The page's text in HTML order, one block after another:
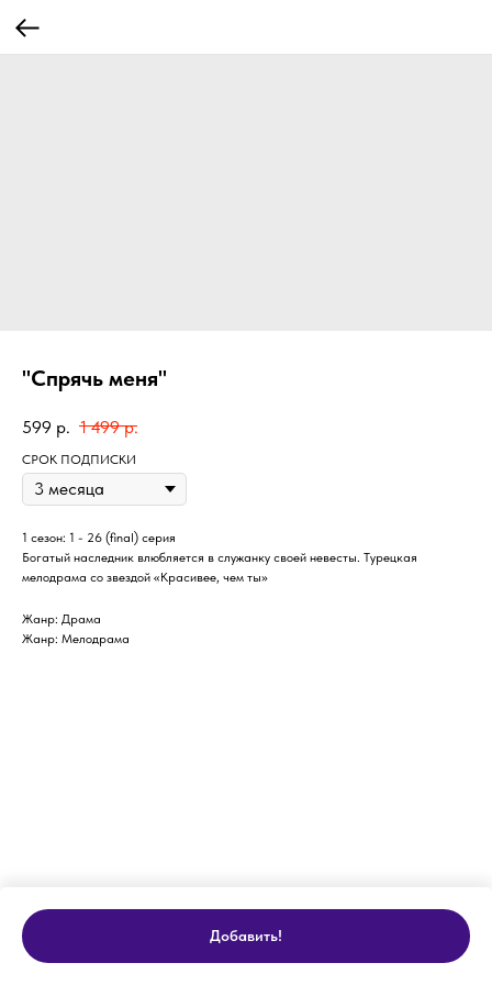
"Спрячь меня"
599 р. 1 499 р.
СРОК ПОДПИСКИ
Добавить!
1 сезон: 1 - 26 (final) серия
Богатый наследник влюбляется в служанку своей невесты. Турецкая
мелодрама со звездой «Красивее, чем ты»
Жанр: Драма
Жанр: Мелодрама